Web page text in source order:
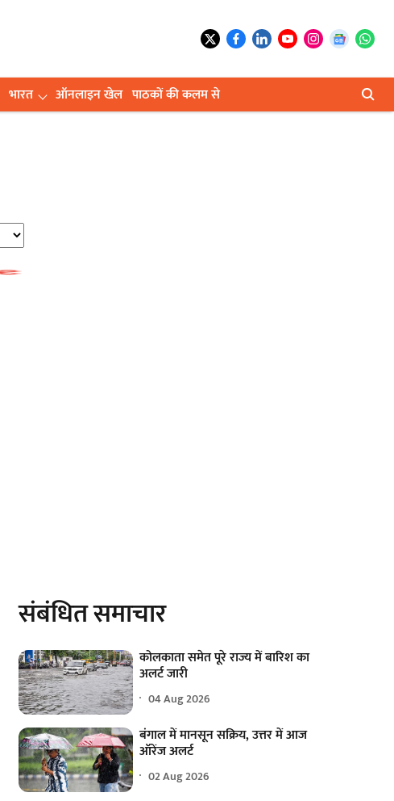
भारत ऑनलाइन खेल पाठकों की कलम से
संबंधित समाचार
कोलकाता समेत पूरे राज्य में बारिश का
अलर्ट जारी
04 Aug 2026
बंगाल में मानसून सक्रिय, उत्तर में आज
ऑरेंज अलर्ट
02 Aug 2026